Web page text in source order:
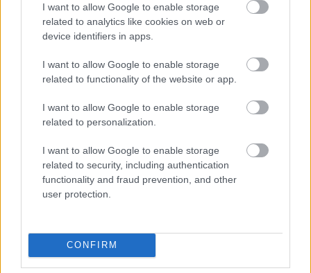
I want to allow Google to enable storage
related to analytics like cookies on web or
device identifiers in apps.
I want to allow Google to enable storage
related to functionality of the website or app.
I want to allow Google to enable storage
related to personalization.
I want to allow Google to enable storage
related to security, including authentication
functionality and fraud prevention, and other
user protection.
CONFIRM
τους, ενώ παράλληλα προσφέρουν στον
Προσκοπισμό και στην κοινότητά; Μπορούν να
κάνουν τον εθελοντισμό τους πιο... δικό σου;
Περιβαλλοντικά Βιώσιμος Προσκοπισμός – Οι
βιώσιμης ανάπτυξης , αλλά μπορούμε να γίνουν
περισσότερα! Πώς θα εντείνουμε τις
μηδενικό περιβαλλοντικό αποτύπωμα; Από την
ανακύκλωση μέχρι τις πράσινες πρωτοβουλίες,
μπορεί να γίνει η διαφορά. Η βιωσιμότητα δεν